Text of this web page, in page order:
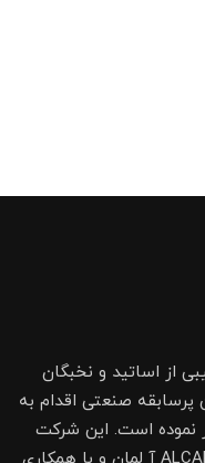
از اساتید و نخبگان
صنعتی اقدام به
نموده است. این شرکت